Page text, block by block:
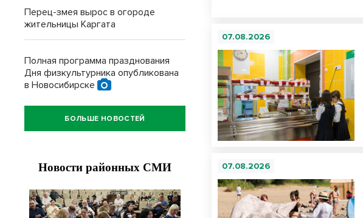
07.08.2026
07.08.2026
Перец-змея вырос в огороде
жительницы Каргата
Полная программа празднования
Дня физкультурника опубликована
в Новосибирске
БОЛЬШЕ НОВОСТЕЙ